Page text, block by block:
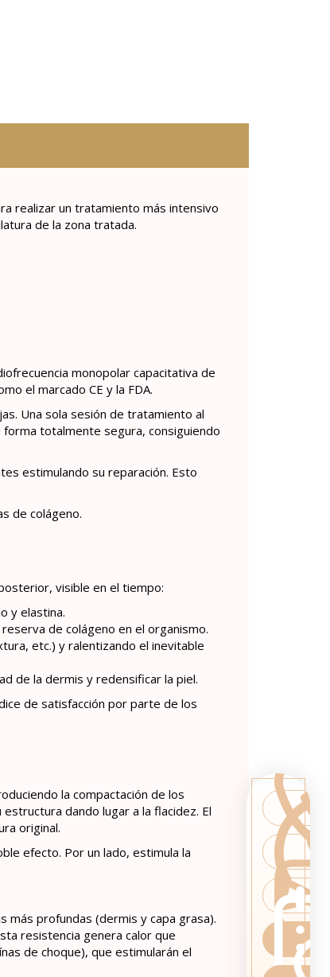
realizar un tratamiento más intensivo
de la zona tratada.
monopolar capacitativa de
el marcado CE y la FDA.
Una sola sesión de tratamiento al
totalmente segura, consiguiendo
estimulando su reparación. Esto
de colágeno.
visible en el tiempo:
y elastina.
de colágeno en el organismo.
etc.) y ralentizando el inevitable
de la dermis y redensificar la piel.
de satisfacción por parte de los
la compactación de los
dando lugar a la flacidez. El
original.
efecto. Por un lado, estimula la
más profundas (dermis y capa grasa).
resistencia genera calor que
de choque), que estimularán el